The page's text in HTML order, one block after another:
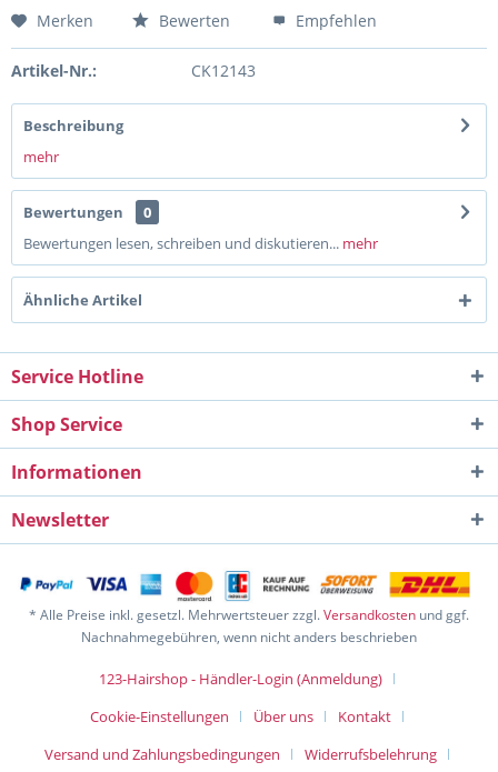
Merken Bewerten Empfehlen
Artikel-Nr.: CK12143
Beschreibung
mehr
Bewertungen
0
Bewertungen lesen, schreiben und diskutieren... mehr
Ähnliche Artikel
Service Hotline
Shop Service
Informationen
Newsletter
* Alle Preise inkl. gesetzl. Mehrwertsteuer zzgl.Versandkosten und ggf.
Nachnahmegebühren, wenn nicht anders beschrieben
123-Hairshop - Händler-Login (Anmeldung)
Cookie-Einstellungen
Über uns
Kontakt
Versand und Zahlungsbedingungen
Widerrufsbelehrung